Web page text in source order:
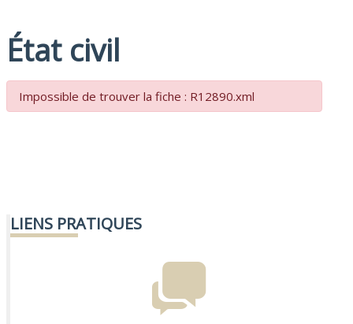
État civil
Impossible de trouver la fiche : R12890.xml
LIENS PRATIQUES